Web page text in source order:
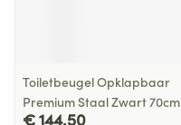
Toiletbeugel Opklapbaar
Premium Staal Zwart 70cm
€ 144,50